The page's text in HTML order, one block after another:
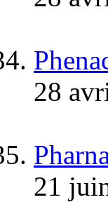
28
21